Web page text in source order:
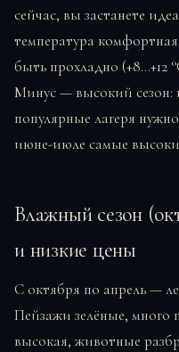
сейчас, вы застанете
температура
быть прохладно (+8…+12
Минус — высокий сезон:
популярные лагеря
июне-июле самые
Влажный сезон
и низкие цены
С октября по апрель —
Пейзажи зелёные,
высокая, животные